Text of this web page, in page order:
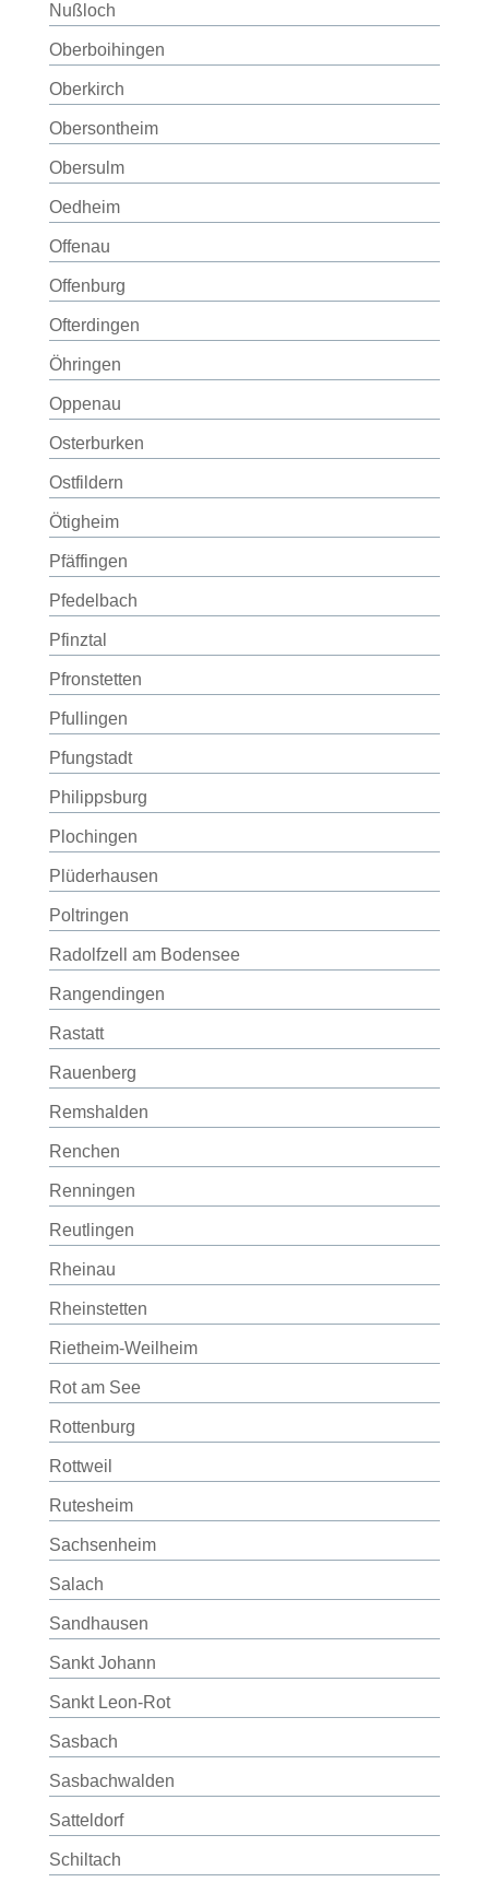
Nußloch
Oberboihingen
Oberkirch
Obersontheim
Obersulm
Oedheim
Offenau
Offenburg
Ofterdingen
Öhringen
Oppenau
Osterburken
Ostfildern
Ötigheim
Pfäffingen
Pfedelbach
Pfinztal
Pfronstetten
Pfullingen
Pfungstadt
Philippsburg
Plochingen
Plüderhausen
Poltringen
Radolfzell am Bodensee
Rangendingen
Rastatt
Rauenberg
Remshalden
Renchen
Renningen
Reutlingen
Rheinau
Rheinstetten
Rietheim-Weilheim
Rot am See
Rottenburg
Rottweil
Rutesheim
Sachsenheim
Salach
Sandhausen
Sankt Johann
Sankt Leon-Rot
Sasbach
Sasbachwalden
Satteldorf
Schiltach